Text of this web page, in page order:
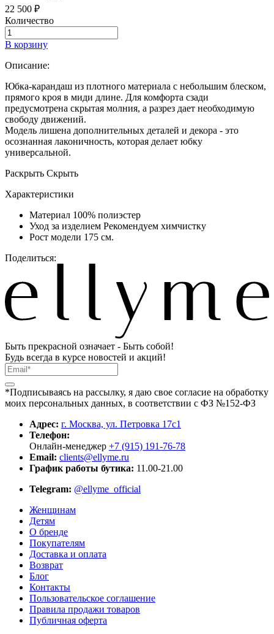
22 500 ₽
Количество
В корзину
Описание:
Юбка-карандаш из плотного материала с небольшим блеском,
прямого кроя в миди длине. Для комфорта сзади
предусмотрена скрытая молния, а разрез дает необходимую
свободу движений.
Модель лишена дополнительных деталей и декора - это
осознанная лаконичность, которая делает юбку
универсальной.
Раскрыть Скрыть
Характеристики
Материал 100% полиэстер
Уход за изделием Рекомендуем химчистку
Рост модели 175 см.
Поделиться:
Быть прекрасной означает - Быть собой!
Будь всегда в курсе новостей и акций!
*Подписываясь на рассылку, я даю свое согласие на обработку
моих персональных данных, в соответствии с ФЗ №152-ФЗ
Адрес: г. Москва, ул. Петровка 17с1
Телефон:
Онлайн-менеджер +7 (915) 191-76-78
Email: clients@ellyme.ru
График работы бутика: 11.00-21.00
Telegram: @ellyme_official
Женщинам
Детям
О бренде
Покупателям
Доставка и оплата
Возврат
Блог
Контакты
Пользовательское соглашение
Правила продажи товаров
Публичная оферта